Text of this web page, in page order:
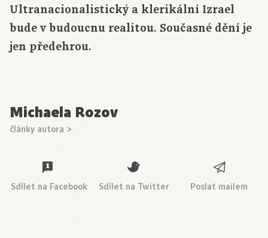
Ultranacionalistický a klerikální Izrael
bude v budoucnu realitou. Současné dění je
jen předehrou.
Michaela Rozov
články autora >
Sdílet na Facebook Sdílet na Twitter Poslat mailem